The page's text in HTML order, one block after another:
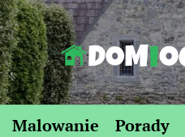
Dom-
Ogród.edu.pl
Malowanie Porady